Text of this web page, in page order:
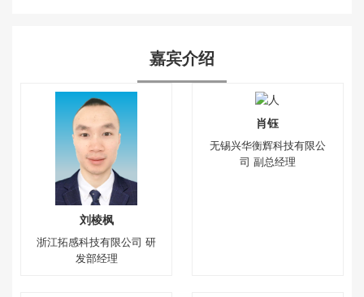
嘉宾介绍
刘棱枫
浙江拓感科技有限公司 研
发部经理
肖钰
无锡兴华衡辉科技有限公
司‌ 副总经理